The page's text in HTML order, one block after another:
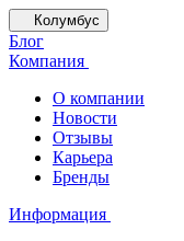
Колумбус
Блог
Компания
О компании
Новости
Отзывы
Карьера
Бренды
Информация